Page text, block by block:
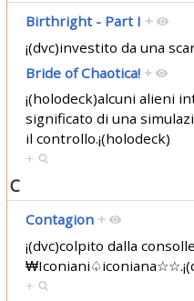
Birthright - Part I +
¡(dvc)investito da una
Bride of Chaotica! +
¡(holodeck)alcuni alieni
significato di una
il controllo.¡(holodeck)
+
C
Contagion +
¡(dvc)colpito dalla
+